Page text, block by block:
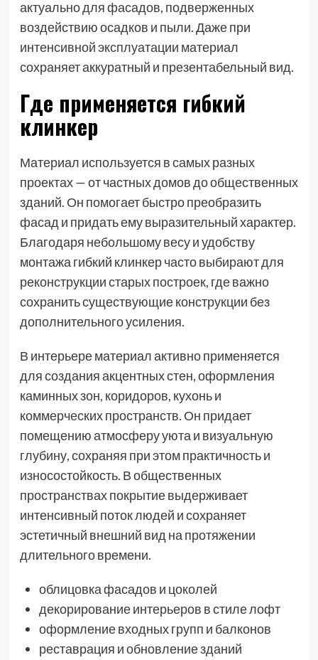
актуально для фасадов, подверженных
воздействию осадков и пыли. Даже при
интенсивной эксплуатации материал
сохраняет аккуратный и презентабельный вид.
Где применяется гибкий
клинкер
Материал используется в самых разных
проектах — от частных домов до общественных
зданий. Он помогает быстро преобразить
фасад и придать ему выразительный характер.
Благодаря небольшому весу и удобству
монтажа гибкий клинкер часто выбирают для
реконструкции старых построек, где важно
сохранить существующие конструкции без
дополнительного усиления.
В интерьере материал активно применяется
для создания акцентных стен, оформления
каминных зон, коридоров, кухонь и
коммерческих пространств. Он придает
помещению атмосферу уюта и визуальную
глубину, сохраняя при этом практичность и
износостойкость. В общественных
пространствах покрытие выдерживает
интенсивный поток людей и сохраняет
эстетичный внешний вид на протяжении
длительного времени.
облицовка фасадов и цоколей
декорирование интерьеров в стиле лофт
оформление входных групп и балконов
реставрация и обновление зданий